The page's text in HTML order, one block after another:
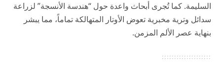
السليمة. كما تُجرى أبحاث واعدة حول “هندسة الأنسجة” لزراعة
سدائل وترية مخبرية تعوض الأوتار المتهالكة تماماً، مما يبشر
بنهاية عصر الألم المزمن.